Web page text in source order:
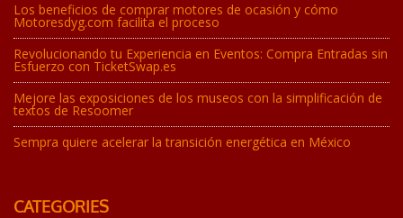
Los beneficios de comprar motores de ocasión y cómo
Motoresdyg.com facilita el proceso
Revolucionando tu Experiencia en Eventos: Compra Entradas sin
Esfuerzo con TicketSwap.es
Mejore las exposiciones de los museos con la simplificación de
textos de Resoomer
Sempra quiere acelerar la transición energética en México
CATEGORIES